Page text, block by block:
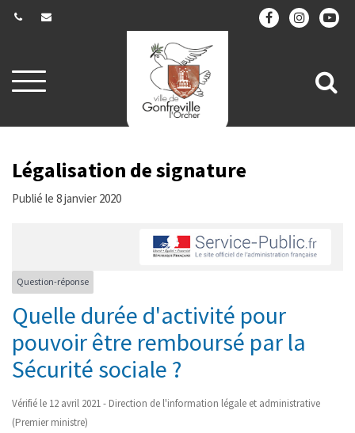
Aller
à
navigation
à
Légalisation de signature
Publié le 8 janvier 2020
Question-réponse
Quelle durée d'activité pour
pouvoir être remboursé par la
Sécurité sociale ?
Vérifié le 12 avril 2021 - Direction de l'information légale et administrative
(Premier ministre)